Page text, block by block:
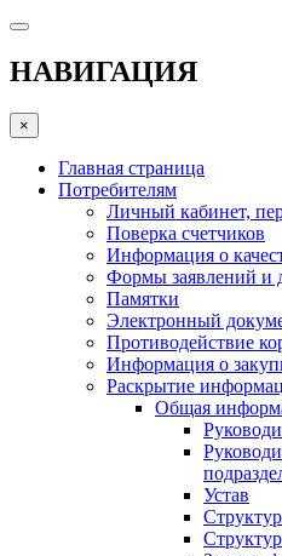
НАВИГАЦИЯ
×
Главная страница
Потребителям
Личный кабинет,
Поверка счетчиков
Информация о
Формы заявлений и
Памятки
Электронный
Противодействие
Информация о
Раскрытие
Общая
Устав